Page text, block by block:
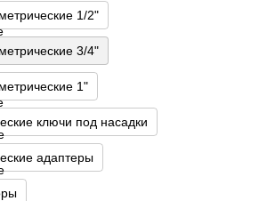
1/2"
3/4"
1"
ключи под насадки
адаптеры